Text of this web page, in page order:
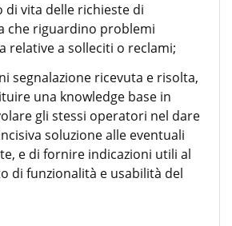
di vita delle richieste di
che riguardino problemi
relative a solleciti o reclami;
segnalazione ricevuta e risolta,
una knowledge base in
gli stessi operatori nel dare
soluzione alle eventuali
e di fornire indicazioni utili al
di funzionalità e usabilità del